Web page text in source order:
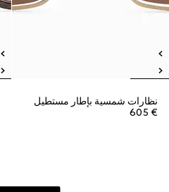
نظارات شمسية بإطار مستطيل
€ 605